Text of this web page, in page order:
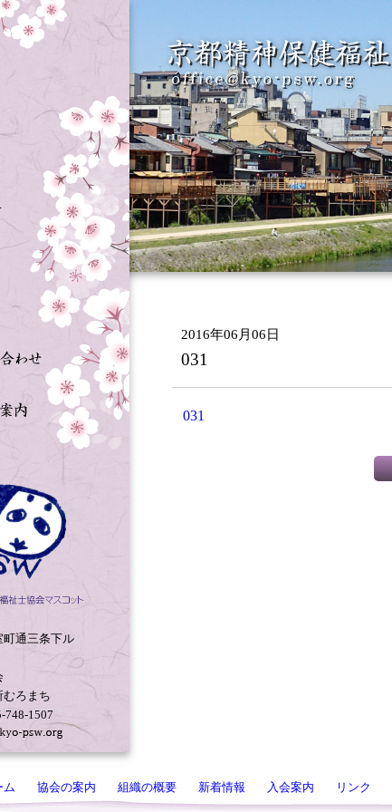
町通三条下ル
むろまち
748-1507
2016年06月06日
031
031
ム 協会の案内 組織の概要 新着情報 入会案内 リンク